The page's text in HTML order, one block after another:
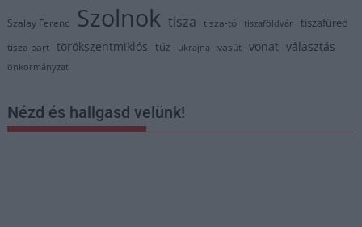
Szalay Ferenc Szolnok tisza tisza-tó tiszaföldvár tiszafüred
tisza part törökszentmiklós tűz ukrajna vasút vonat választás
önkormányzat
Nézd és hallgasd velünk!